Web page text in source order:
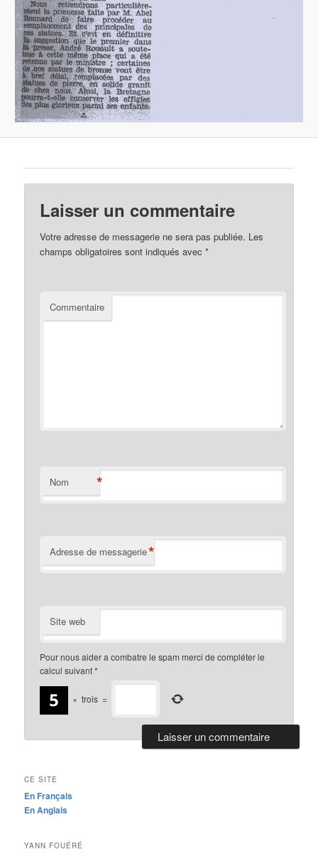
Laisser un commentaire
Votre adresse de messagerie ne sera pas publiée. Les
champs obligatoires sont indiqués avec*
Commentaire
Nom *
Adresse de messagerie*
Site web
Pour nous aider a combatre le spam merci de compléter le
calcul suivant*
× trois =
CE SITE
En Français
En Anglais
YANN FOUÉRÉ